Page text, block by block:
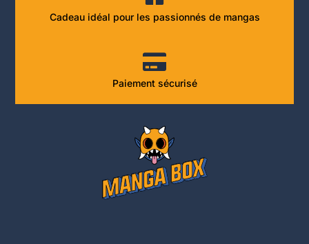
Cadeau idéal pour les passionnés de mangas
Paiement sécurisé